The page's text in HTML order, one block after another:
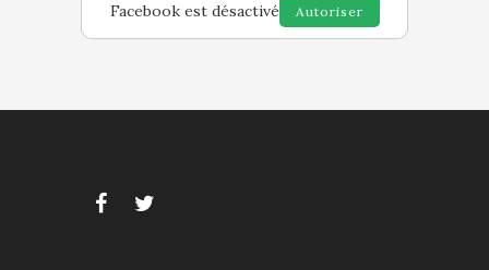
Facebook est désactivé Autoriser